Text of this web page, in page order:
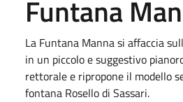
Funtana
La Funtana Manna si affaccia
in un piccolo e suggestivo
rettorale e ripropone il modello
fontana Rosello di Sassari.